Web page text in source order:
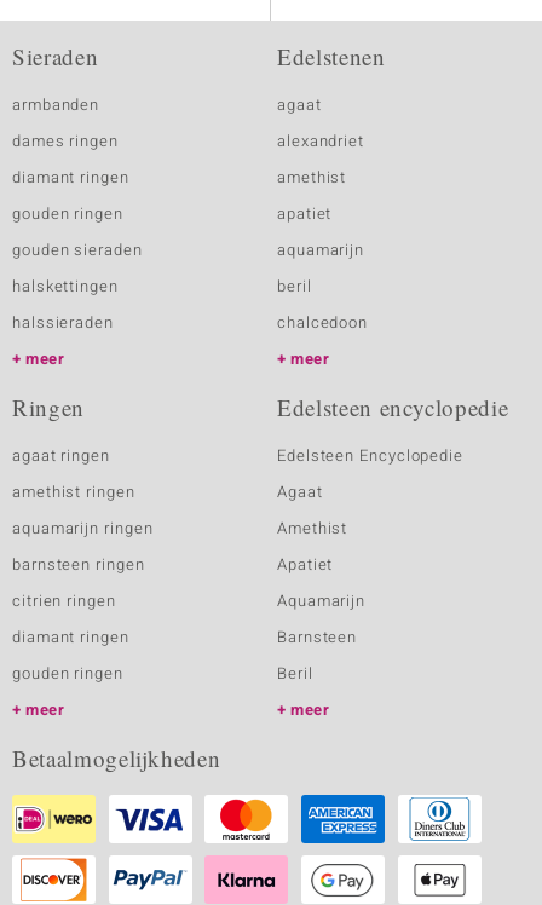
Sieraden
armbanden
dames ringen
diamant ringen
gouden ringen
gouden sieraden
halskettingen
halssieraden
meer
Edelstenen
agaat
alexandriet
amethist
apatiet
aquamarijn
beril
chalcedoon
meer
Ringen
agaat ringen
amethist ringen
aquamarijn ringen
barnsteen ringen
citrien ringen
diamant ringen
gouden ringen
meer
Edelsteen encyclopedie
Edelsteen Encyclopedie
Agaat
Amethist
Apatiet
Aquamarijn
Barnsteen
Beril
meer
Betaalmogelijkheden